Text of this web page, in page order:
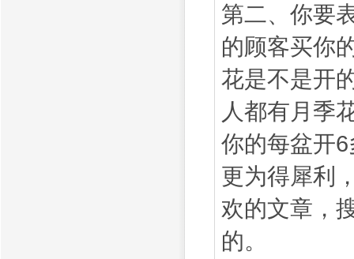
第二、你要
的顾客买你
花是不是开
人都有月季
你的每盆开
更为得犀利
欢的文章，
的。